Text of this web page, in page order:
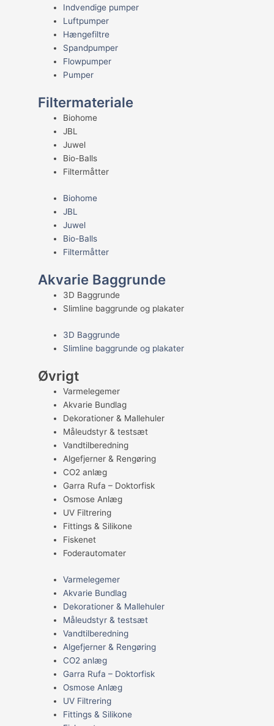
Indvendige pumper
Luftpumper
Hængefiltre
Spandpumper
Flowpumper
Pumper
Filtermateriale
Biohome
JBL
Juwel
Bio-Balls
Filtermåtter
Biohome
JBL
Juwel
Bio-Balls
Filtermåtter
Akvarie Baggrunde
3D Baggrunde
Slimline baggrunde og plakater
3D Baggrunde
Slimline baggrunde og plakater
Øvrigt
Varmelegemer
Akvarie Bundlag
Dekorationer & Mallehuler
Måleudstyr & testsæt
Vandtilberedning
Algefjerner & Rengøring
CO2 anlæg
Garra Rufa – Doktorfisk
Osmose Anlæg
UV Filtrering
Fittings & Silikone
Fiskenet
Foderautomater
Varmelegemer
Akvarie Bundlag
Dekorationer & Mallehuler
Måleudstyr & testsæt
Vandtilberedning
Algefjerner & Rengøring
CO2 anlæg
Garra Rufa – Doktorfisk
Osmose Anlæg
UV Filtrering
Fittings & Silikone